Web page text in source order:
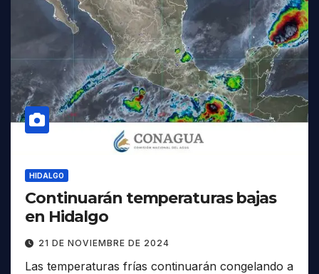
HIDALGO
Continuarán temperaturas bajas
en Hidalgo
21 DE NOVIEMBRE DE 2024
Las temperaturas frías continuarán congelando a